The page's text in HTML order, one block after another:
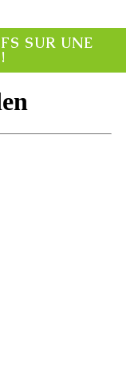
SUR UNE